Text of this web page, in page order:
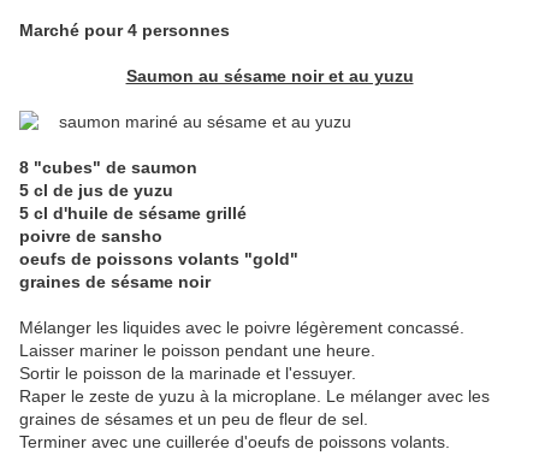
Marché pour 4 personnes
Saumon au sésame noir et au yuzu
8 "cubes" de saumon
5 cl de jus de yuzu
5 cl d'huile de sésame grillé
poivre de sansho
oeufs de poissons volants "gold"
graines de sésame noir
Mélanger les liquides avec le poivre légèrement concassé.
Laisser mariner le poisson pendant une heure.
Sortir le poisson de la marinade et l'essuyer.
Raper le zeste de yuzu à la microplane. Le mélanger avec les
graines de sésames et un peu de fleur de sel.
Terminer avec une cuillerée d'oeufs de poissons volants.